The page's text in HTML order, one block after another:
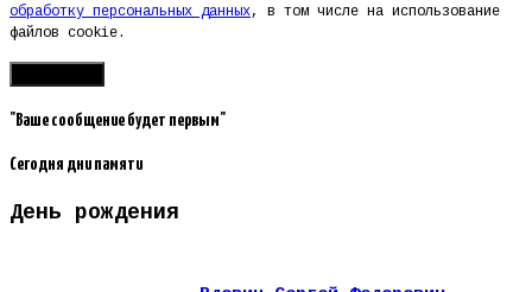
обработку персональных данных, в том числе на использование
файлов cookie.
"Ваше сообщение будет первым"
Сегодня дни памяти
День рождения